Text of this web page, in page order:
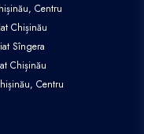
Centru
Chișinău
Sîngera
Chișinău
Centru